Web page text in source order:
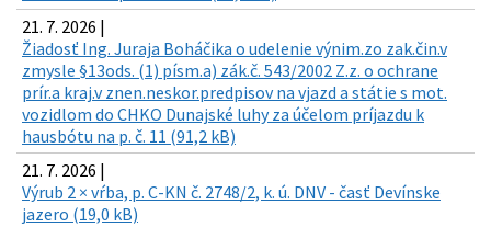
21. 7. 2026 |
Žiadosť Ing. Juraja Boháčika o udelenie výnim.zo zak.čin.v
zmysle §13ods. (1) písm.a) zák.č. 543/2002 Z.z. o ochrane
prír.a kraj.v znen.neskor.predpisov na vjazd a státie s mot.
vozidlom do CHKO Dunajské luhy za účelom príjazdu k
hausbótu na p. č. 11 (91,2 kB)
21. 7. 2026 |
Výrub 2 × vŕba, p. C-KN č. 2748/2, k. ú. DNV - časť Devínske
jazero (19,0 kB)